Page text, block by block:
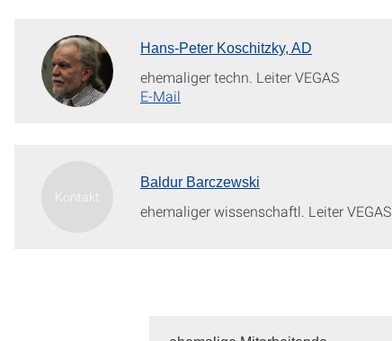
Hans-Peter Koschitzky, AD
ehemaliger techn. Leiter VEGAS
E-Mail
Baldur Barczewski
ehemaliger wissenschaftl. Leiter VEGAS